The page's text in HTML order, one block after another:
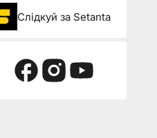
Слідкуй за Setanta